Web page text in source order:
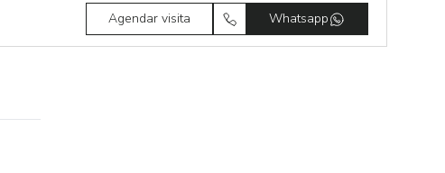
Agendar visita Whatsapp